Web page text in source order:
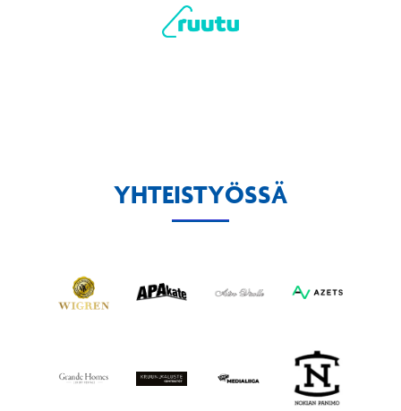
YHTEISTYÖSSÄ